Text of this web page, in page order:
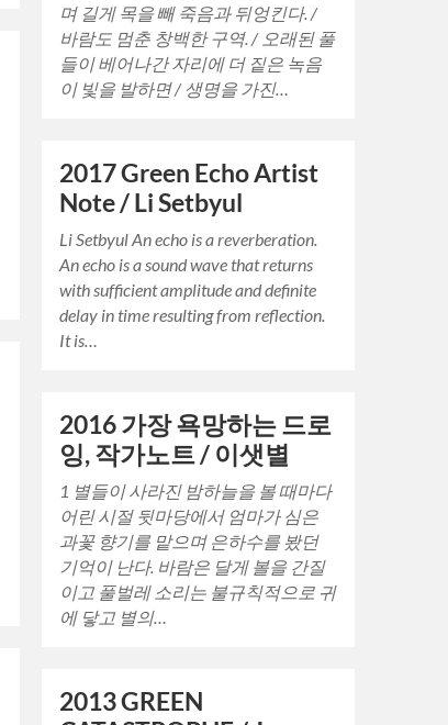
며 길게 목을 빼 죽음과 뒤엉킨다. /
바람도 멈춘 창백한 구역. / 오래된 풀
들이 베어나간 자리에 더 짙은 녹음
이 빛을 발하면 / 생명을 가진…
2017 Green Echo Artist
Note / Li Setbyul
Li Setbyul An echo is a reverberation.
An echo is a sound wave that returns
with sufficient amplitude and definite
delay in time resulting from reflection.
It is…
2016 가장 욕망하는 드로
잉, 작가노트 / 이샛별
1 별들이 사라진 밤하늘을 볼 때마다
어린 시절 뒷마당에서 엄마가 심은
과꽃 향기를 맡으며 은하수를 봤던
기억이 난다. 바람은 달게 볼을 간질
이고 풀벌레 소리는 불규칙적으로 귀
에 닿고 별의…
2013 GREEN